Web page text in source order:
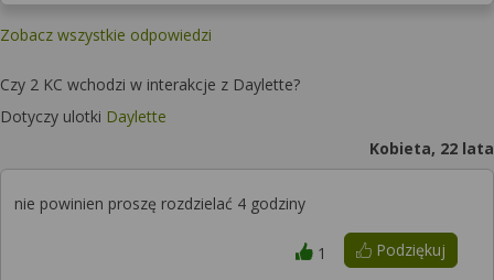
Zobacz wszystkie odpowiedzi
Czy 2 KC wchodzi w interakcje z Daylette?
Dotyczy ulotki Daylette
Kobieta, 22 lata
nie powinien proszę rozdzielać 4 godziny
Podziękuj
1